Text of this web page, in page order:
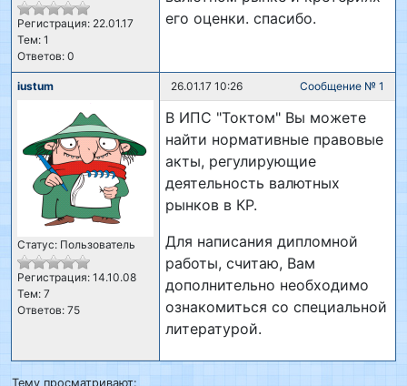
Регистрация: 22.01.17
Тем: 1
Ответов: 0
его оценки. спасибо.
iustum
Статус: Пользователь
Регистрация: 14.10.08
Тем: 7
Ответов: 75
26.01.17 10:26 Сообщение № 1
В ИПС "Токтом" Вы можете
найти нормативные правовые
акты, регулирующие
деятельность валютных
рынков в КР.
Для написания дипломной
работы, считаю, Вам
дополнительно необходимо
ознакомиться со специальной
литературой.
Тему просматривают: